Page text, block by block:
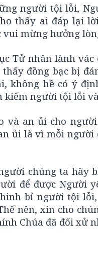
người tội lỗi,
thấy ai đáp lại
mừng hưởng
Tử nhân lành
đồng bạc bị
không hề có ý
người tội lỗi
và an ủi cho
ủi là vì mỗi người
chúng ta hãy
để được Người
bỉ người tội
nên, xin cho
Chúa đã đối xử